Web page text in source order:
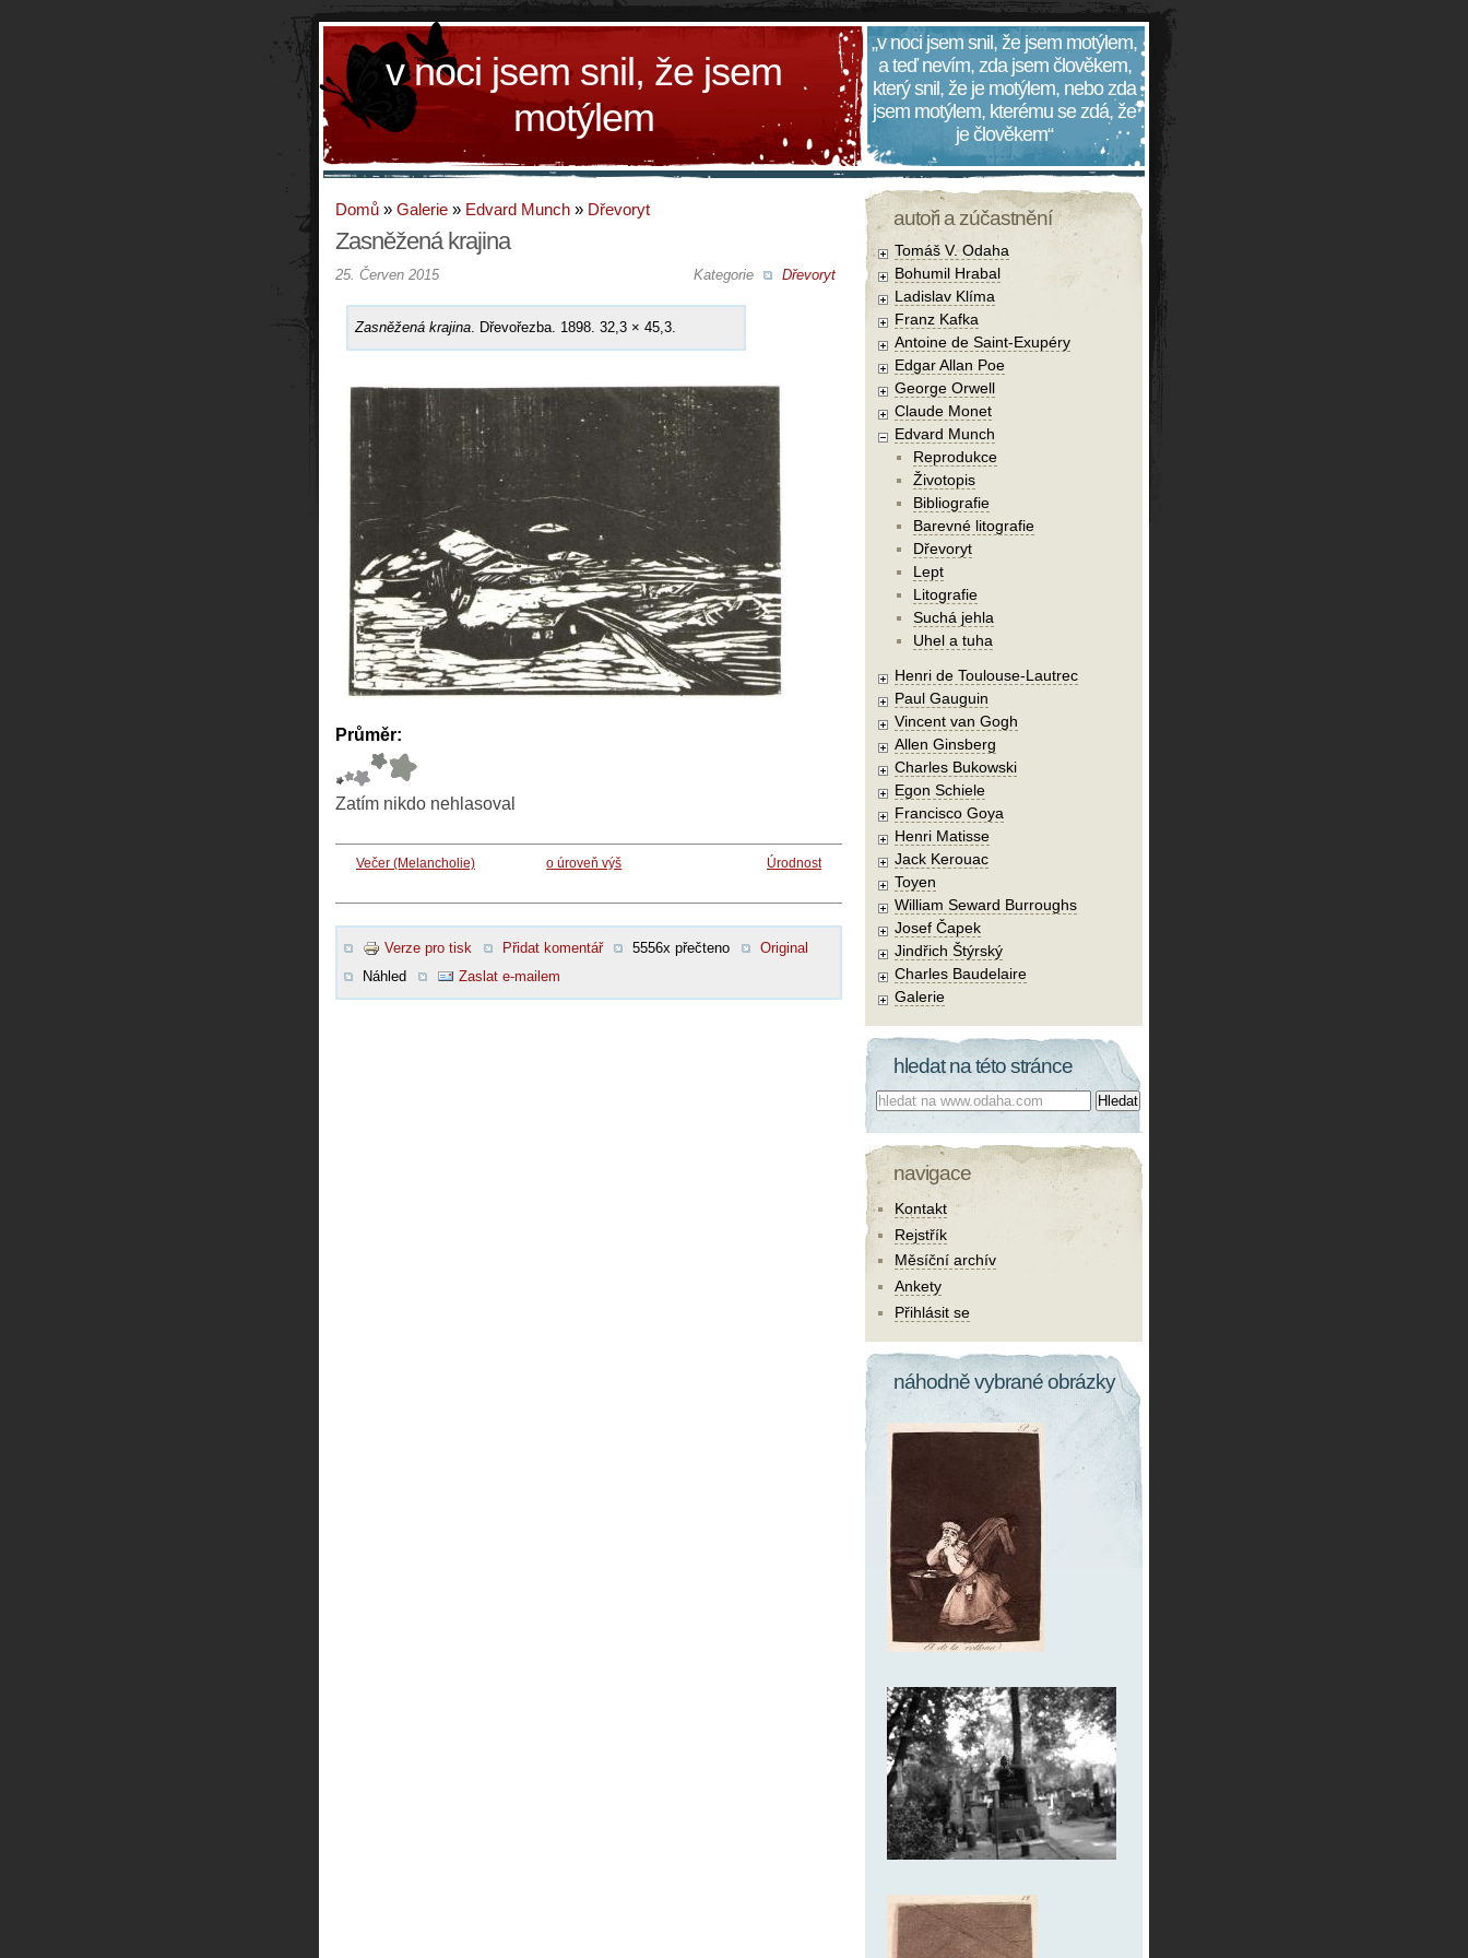
v noci jsem snil, že jsem
motýlem
„v noci jsem snil, že jsem motýlem,
a teď nevím, zda jsem člověkem,
který snil, že je motýlem, nebo zda
jsem motýlem, kterému se zdá, že
je člověkem“
Domů » Galerie » Edvard Munch » Dřevoryt
Zasněžená krajina
Kategorie Dřevoryt
25. Červen 2015
Zasněžená krajina . Dřevořezba. 1898. 32,3 × 45,3.
Průměr:
Zatím nikdo nehlasoval
Večer (Melancholie) o úroveň výš Úrodnost
Verze pro tisk Přidat komentář 5556x přečteno
Original
Náhled
Zaslat e-mailem
autoři a zúčastnění
Tomáš V. Odaha
Bohumil Hrabal
Ladislav Klíma
Franz Kafka
Antoine de Saint-Exupéry
Edgar Allan Poe
George Orwell
Claude Monet
Edvard Munch
Reprodukce
Životopis
Bibliografie
Barevné litografie
Dřevoryt
Lept
Litografie
Suchá jehla
Uhel a tuha
Henri de Toulouse-Lautrec
Paul Gauguin
Vincent van Gogh
Allen Ginsberg
Charles Bukowski
Egon Schiele
Francisco Goya
Henri Matisse
Jack Kerouac
Toyen
William Seward Burroughs
Josef Čapek
Jindřich Štýrský
Charles Baudelaire
Galerie
hledat na této stránce
Co hledat:
navigace
Kontakt
Rejstřík
Měsíční archív
Ankety
Přihlásit se
náhodně vybrané obrázky